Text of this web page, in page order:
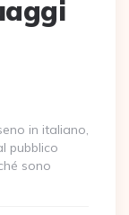
in italiano,
pubblico
sono